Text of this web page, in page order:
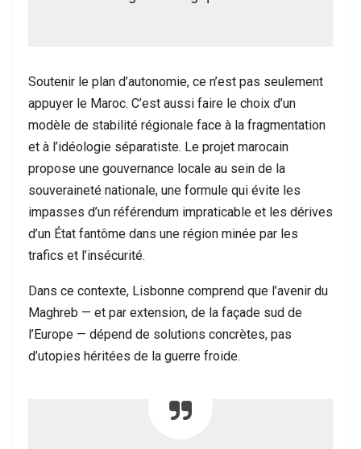
Soutenir le plan d’autonomie, ce n’est pas seulement
appuyer le Maroc. C’est aussi faire le choix d’un
modèle de stabilité régionale face à la fragmentation
et à l’idéologie séparatiste. Le projet marocain
propose une gouvernance locale au sein de la
souveraineté nationale, une formule qui évite les
impasses d’un référendum impraticable et les dérives
d’un État fantôme dans une région minée par les
trafics et l’insécurité.
Dans ce contexte, Lisbonne comprend que l’avenir du
Maghreb — et par extension, de la façade sud de
l’Europe — dépend de solutions concrètes, pas
d’utopies héritées de la guerre froide.